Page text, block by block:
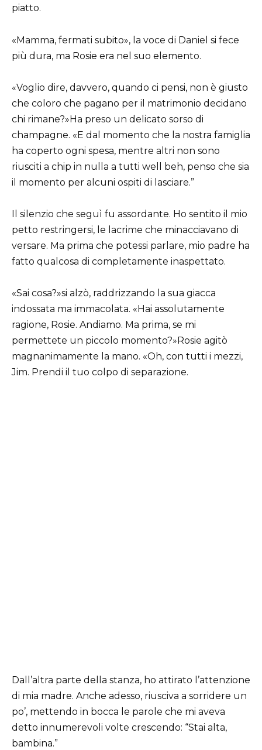
piatto.
«Mamma, fermati subito», la voce di Daniel si fece
più dura, ma Rosie era nel suo elemento.
«Voglio dire, davvero, quando ci pensi, non è giusto
che coloro che pagano per il matrimonio decidano
chi rimane?»Ha preso un delicato sorso di
champagne. «E dal momento che la nostra famiglia
ha coperto ogni spesa, mentre altri non sono
riusciti a chip in nulla a tutti well beh, penso che sia
il momento per alcuni ospiti di lasciare.”
Il silenzio che seguì fu assordante. Ho sentito il mio
petto restringersi, le lacrime che minacciavano di
versare. Ma prima che potessi parlare, mio padre ha
fatto qualcosa di completamente inaspettato.
«Sai cosa?»si alzò, raddrizzando la sua giacca
indossata ma immacolata. «Hai assolutamente
ragione, Rosie. Andiamo. Ma prima, se mi
permettete un piccolo momento?»Rosie agitò
magnanimamente la mano. «Oh, con tutti i mezzi,
Jim. Prendi il tuo colpo di separazione.
Dall’altra parte della stanza, ho attirato l’attenzione
di mia madre. Anche adesso, riusciva a sorridere un
po’, mettendo in bocca le parole che mi aveva
detto innumerevoli volte crescendo: “Stai alta,
bambina.”